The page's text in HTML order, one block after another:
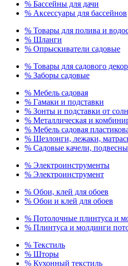
% Бассейны для дачи
% Аксессуары для бассейнов
% Товары для полива и
% Шланги
% Опрыскиватели садовые
% Товары для садового
% Заборы садовые
% Мебель садовая
% Гамаки и подставки
% Зонты и подставки от
% Металлическая и
% Мебель садовая
% Шезлонги, лежаки,
% Садовые качели,
% Электроинструменты
% Электроинструмент
% Обои, клей для обоев
% Обои и клей для обоев
% Потолочные плинтуса и
% Плинтуса и молдинги
% Текстиль
% Шторы
% Кухонный текстиль